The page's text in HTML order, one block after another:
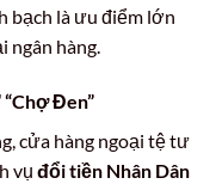
bạch là ưu điểm lớn
ngân hàng.
“Chợ Đen”
cửa hàng ngoại tệ tư
vụ đổi tiền Nhân Dân